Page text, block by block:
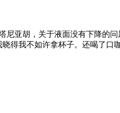
尼亚胡，关于液面没有下降的
得我不如许拿杯子。还喝了口